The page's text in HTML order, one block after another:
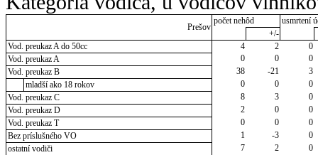
Prešov
počet nehôd
usmrtení
+/-
Vod. preukaz A do 50cc
4 2
0
Vod. preukaz A
0 0
0
Vod. preukaz B
38 -21
3
mladší ako 18 rokov
0 0
0
Vod. preukaz C
8 3
0
Vod. preukaz D
2 0
0
Vod. preukaz T
0 0
0
Bez príslušného VO
1 -3
0
ostatní vodiči
7 2
0